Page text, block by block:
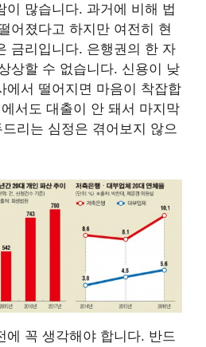
이 많습니다. 과거에 비해 법
어졌다고 하지만 여전히 현
금리입니다. 은행권의 한 자
상할 수 없습니다. 신용이 낮
에서 떨어지면 마음이 착잡합
서도 대출이 안 돼서 마지막
리는 심정은 겪어보지 않으
에 꼭 생각해야 합니다. 반드